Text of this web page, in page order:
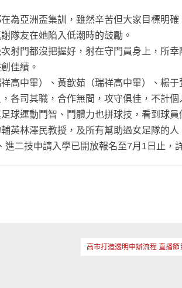
為亞洲盃集訓，雖然辛苦但大家目標明確
隊友在她陷入低潮時的鼓勵。
射門都沒把握好，射在守門員身上，所幸
佳績。
高中畢）、黃歆茹（瑞祥高中畢）、楊于
各司其職，合作無間，攻守俱佳，不計個
球運動鬥智、鬥體力也拼球技，看到球員
英林澤民教授，及所有幫助過女足隊的人
二技申請入學已開放報名至7月1日止，
高市打造透明申辦流程 直播